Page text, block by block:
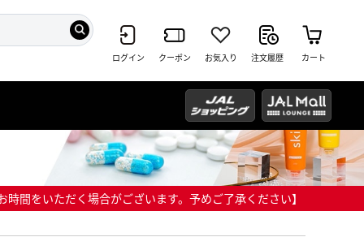
ログイン クーポン お気入り 注文履歴 カート
間をいただく場合がございます。予めご了承ください】